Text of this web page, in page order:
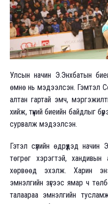
Улсын начин Э.Энхбатын
өмнө нь мэдээлсэн. Гэмтэл
алтан гартай эмч,
хийж, түүний биеийн байдлыг
сурвалж мэдээлсэн.
Гэтэл сүүлийн өдрүүдэд
төгрөг хэрэгтэй, хандивын
хөрвөөд эхэлж. Харин
эмнэлгийн зүгээс ямар ч
талаараа эмнэлгийн